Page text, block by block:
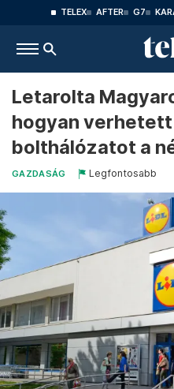
TELEX AFTER G7
Letarolta
hogyan verhetett
bolthálózatot a
GAZDASÁG Legfontosabb